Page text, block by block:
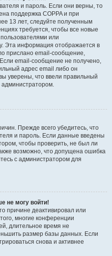
и пароль. Если они верны, то
поддержка COPPA и при
13 лет, следуйте полученным
требуется, чтобы все новые
или
Эта информация отображается в
прислано email-сообщение,
email-сообщение не получено,
адрес email либо он
уверены, что ввели правильный
администратором.
Прежде всего убедитесь, что
и пароль. Если данные введены
чтобы проверить, не был ли
возможно, что допущена ошибка
с администратором для
не могу войти!
причине деактивировал или
многие конференции
длительное время не
размер базы данных. Если
снова и активнее